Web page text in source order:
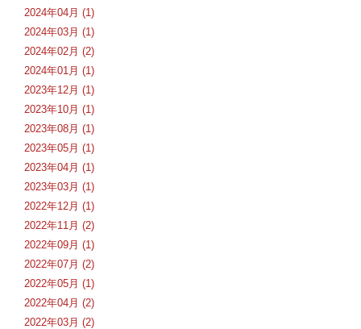
2024年04月 (1)
2024年03月 (1)
2024年02月 (2)
2024年01月 (1)
2023年12月 (1)
2023年10月 (1)
2023年08月 (1)
2023年05月 (1)
2023年04月 (1)
2023年03月 (1)
2022年12月 (1)
2022年11月 (2)
2022年09月 (1)
2022年07月 (2)
2022年05月 (1)
2022年04月 (2)
2022年03月 (2)